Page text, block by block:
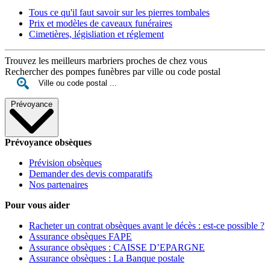
Tous ce qu'il faut savoir sur les pierres tombales
Prix et modèles de caveaux funéraires
Cimetières, législiation et réglement
Trouvez les meilleurs marbriers proches de chez vous
Rechercher des pompes funèbres par ville ou code postal
Prévoyance
Prévoyance obsèques
Prévision obsèques
Demander des devis comparatifs
Nos partenaires
Pour vous aider
Racheter un contrat obsèques avant le décès : est-ce possible ?
Assurance obsèques FAPE
Assurance obsèques : CAISSE D’EPARGNE
Assurance obsèques : La Banque postale